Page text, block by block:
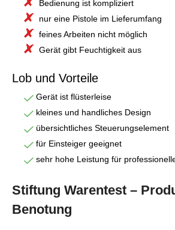
Bedienung ist kompliziert
nur eine Pistole im Lieferumfang
feines Arbeiten nicht möglich
Gerät gibt Feuchtigkeit aus
Lob und Vorteile
Gerät ist flüsterleise
kleines und handliches Design
übersichtliches Steuerungselement
für Einsteiger geeignet
sehr hohe Leistung für
Stiftung Warentest –
Benotung